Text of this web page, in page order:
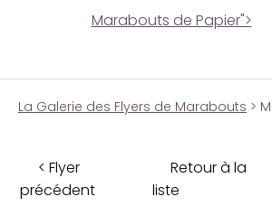
Marabouts de Papier">
La Galerie des Flyers de Marabouts >
< Flyer
précédent
Retour à la
liste